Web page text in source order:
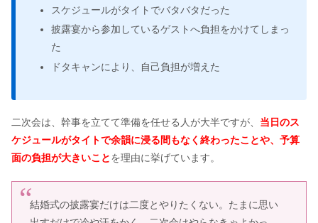
スケジュールがタイトでバタバタだった
披露宴から参加しているゲストへ負担をかけてしまっ
た
ドタキャンにより、自己負担が増えた
二次会は、幹事を立てて準備を任せる人が大半ですが、 当日のス
ケジュールがタイトで余韻に浸る間もなく終わったことや、予算
面の負担が大きいことを理由に挙げています。
結婚式の披露宴だけは二度とやりたくない。たまに思い